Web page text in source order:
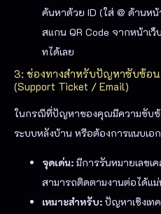
ค้นหาด้วย ID (ใส่ @ ด้านห
สแกน QR Code จากหน้าเ
ทได้เลย
3: ช่องทางสำหรับปัญหาซับซ้อ
(Support Ticket / Email)
ในกรณีที่ปัญหาของคุณมีความซับซ้
ระบบหลังบ้าน หรือต้องการแนบเอ
จุดเด่น: มีการรันหมายเลขเ
สามารถติดตามงานต่อได้แม่
เหมาะสำหรับ: ปัญหาเชิงเ